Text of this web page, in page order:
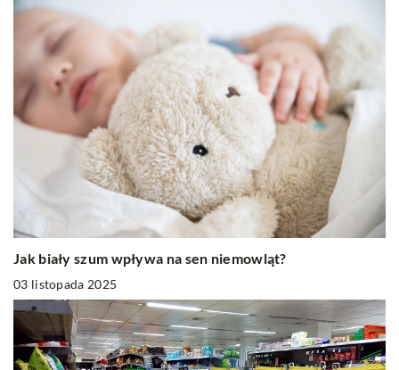
Jak biały szum wpływa na sen niemowląt?
03 listopada 2025